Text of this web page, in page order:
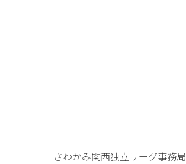
さわかみ関⻄独⽴リーグ事務局